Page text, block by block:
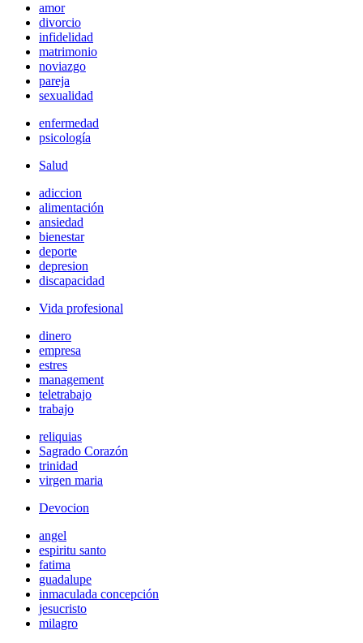
amor
divorcio
infidelidad
matrimonio
noviazgo
pareja
sexualidad
enfermedad
psicología
Salud
adiccion
alimentación
ansiedad
bienestar
deporte
depresion
discapacidad
Vida profesional
dinero
empresa
estres
management
teletrabajo
trabajo
reliquias
Sagrado Corazón
trinidad
virgen maria
Devocion
angel
espiritu santo
fatima
guadalupe
inmaculada concepción
jesucristo
milagro